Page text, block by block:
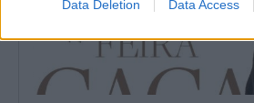
Data Deletion Data Access